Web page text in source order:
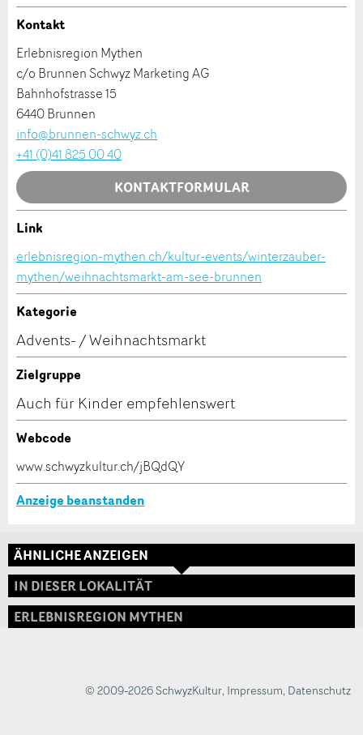
Nachricht
* Eingabe erforderlich
Zur Qualitätssicherung wird eine Kopie der E-Mail
an guidle übermittelt.
Schliessen
* Eingabe erforderlich
ANZEIGE WEITEREMPFEHLEN
Schliessen
Firma / Organisation:
PLZ / Ort *:
E-Mail *:
Information: Zur Qualitätssicherung wird eine Kopie der
E-Mail an guidle gesendet.
SCHLIESSEN
ANMELDEN
Kontakt
Erlebnisregion Mythen
c/o Brunnen Schwyz Marketing AG
Bahnhofstrasse 15
6440 Brunnen
info@brunnen-schwyz.ch
+41 (0)41 825 00 40
KONTAKTFORMULAR
Kontakt
Verfassen Sie eine Nachricht für die Kontaktpersonen
dieser Anzeige.
Adresse
Link
erlebnisregion-mythen.ch/kultur-events/winterzauber-
mythen/weihnachtsmarkt-am-see-brunnen
Kategorie
Advents- / Weihnachtsmarkt
Zielgruppe
Auch für Kinder empfehlenswert
Webcode
www.schwyzkultur.ch/jBQdQY
Anzeige beanstanden
ÄHNLICHE ANZEIGEN
IN DIESER LOKALITÄT
ERLEBNISREGION MYTHEN
© 2009-2026 SchwyzKultur Impressum Datenschutz